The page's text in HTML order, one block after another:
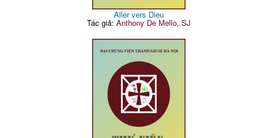
Aller vers Dieu
Tác giả: Anthony De Mello, SJ